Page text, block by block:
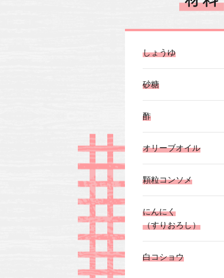
しょうゆ
砂糖
酢
オリーブオイル
顆粒コンソメ
にんにく
（すりおろし）
白コショウ